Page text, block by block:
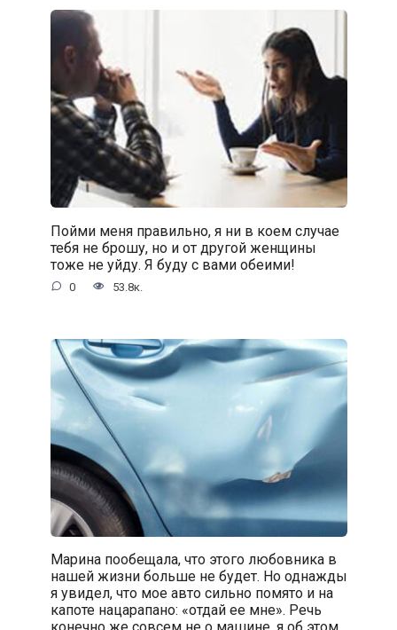
Пойми меня правильно, я ни в коем случае
тебя не брошу, но и от другой женщины
тоже не уйду. Я буду с вами обеими!
0 53.8к.
Марина пообещала, что этого любовника в
нашей жизни больше не будет. Но однажды
я увидел, что мое авто сильно помято и на
капоте нацарапано: «отдай ее мне». Речь